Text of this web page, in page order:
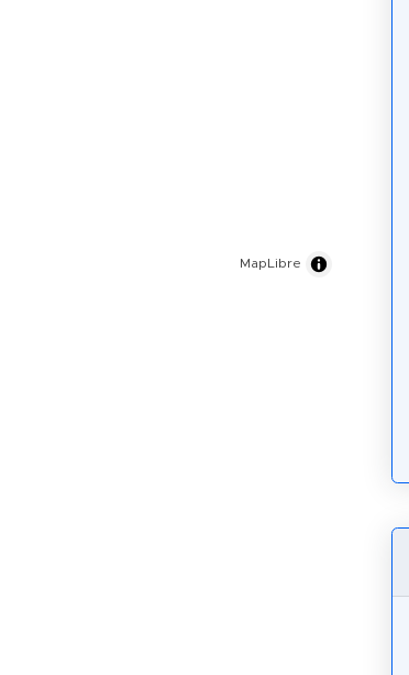
MapLibre